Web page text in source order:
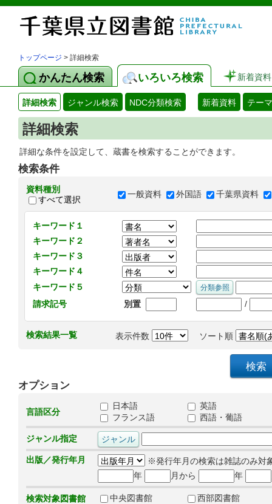
トップページ > 詳細検索
かんたん検索 いろいろ検索 新着資料
詳細検索 ジャンル検索 NDC分類検索 新着資料 テー
詳細検索
詳細な条件を設定して、蔵書を検索することができます。
検索条件
資料種別
すべて選択
一般資料 外国語 千葉県資料
キーワード１
キーワード２
キーワード３
キーワード４
キーワード５
請求記号
別置 /
検索結果一覧 表示件数 ソート順
オプション
言語区分
日本語
英語
フランス語
西語・葡語
ジャンル指定
出版／発行年月
※発行年月の検索は雑誌のみ対
年
月から 年
検索対象図書館 中央図書館 西部図書館